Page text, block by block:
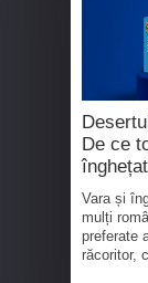
De ce
Vara și
mulți
preferate
răcoritor,